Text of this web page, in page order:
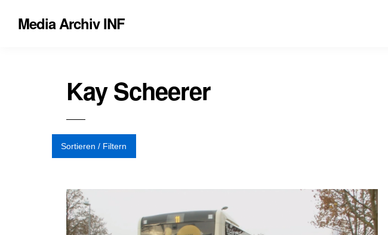
Media Archiv INF
Kay Scheerer
Sortieren / Filtern